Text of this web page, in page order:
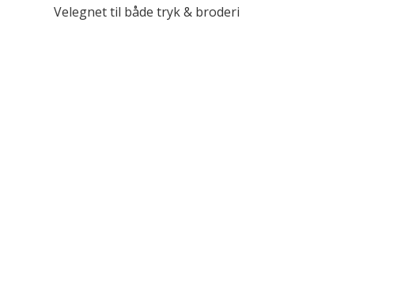
Velegnet til både tryk & broderi